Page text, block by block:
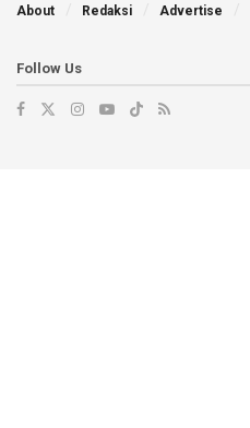
About Redaksi Advertise
Follow Us